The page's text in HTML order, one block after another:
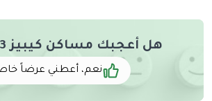
هل أعجبك مساكن كيبيز IMT - 763
نعم، أعطني عرضاً